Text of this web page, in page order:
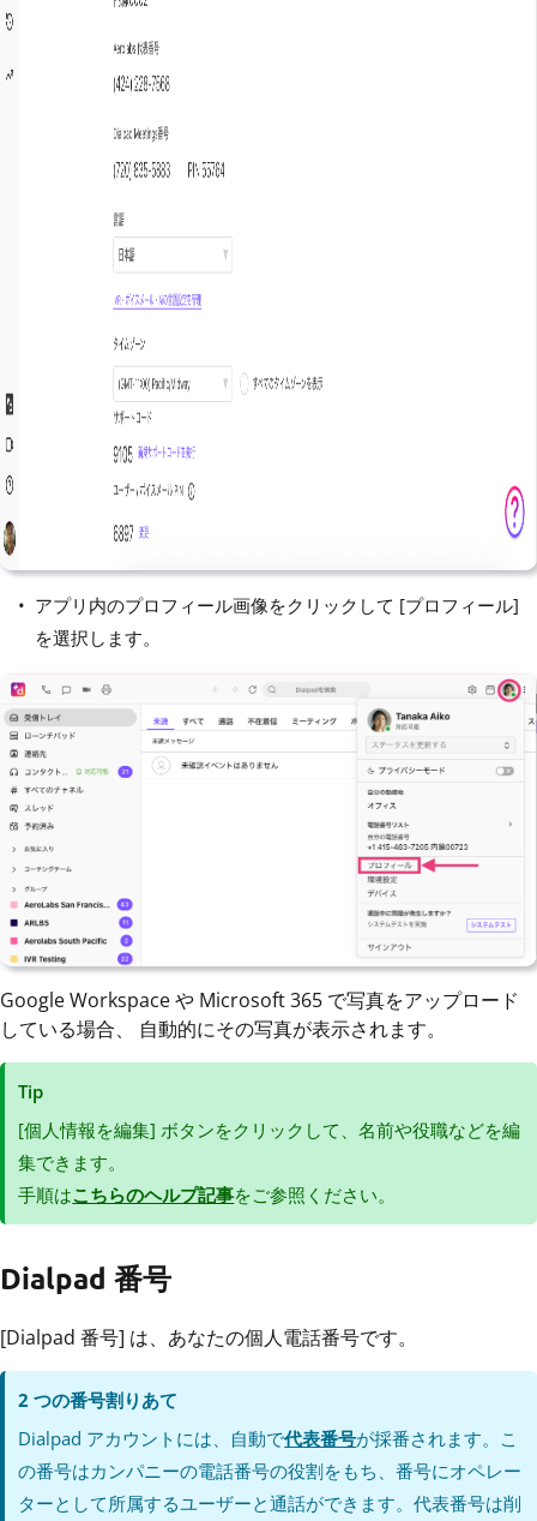
アプリ内のプロフィール画像をクリックして [プロフィール]
を選択します。
Google Workspace や Microsoft 365 で写真をアップロード
している場合、 自動的にその写真が表示されます。
Tip
[個人情報を編集] ボタンをクリックして、名前や役職などを編
集できます。
手順はこちらのヘルプ記事をご参照ください。
Dialpad 番号
[Dialpad 番号] は、あなたの個人電話番号です。
2 つの番号割りあて
Dialpad アカウントには、自動で代表番号が採番されます。こ
の番号はカンパニーの電話番号の役割をもち、番号にオペレー
ターとして所属するユーザーと通話ができます。代表番号は削